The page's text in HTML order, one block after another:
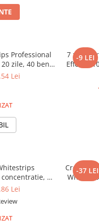
Professional
zile, 40 benzi
45 min
Lei
-9 LEI
7 zile x
Effects,
Crest,
28
albire 13,
Lei
-37 LEI
Crest 3D
White +
Lampa